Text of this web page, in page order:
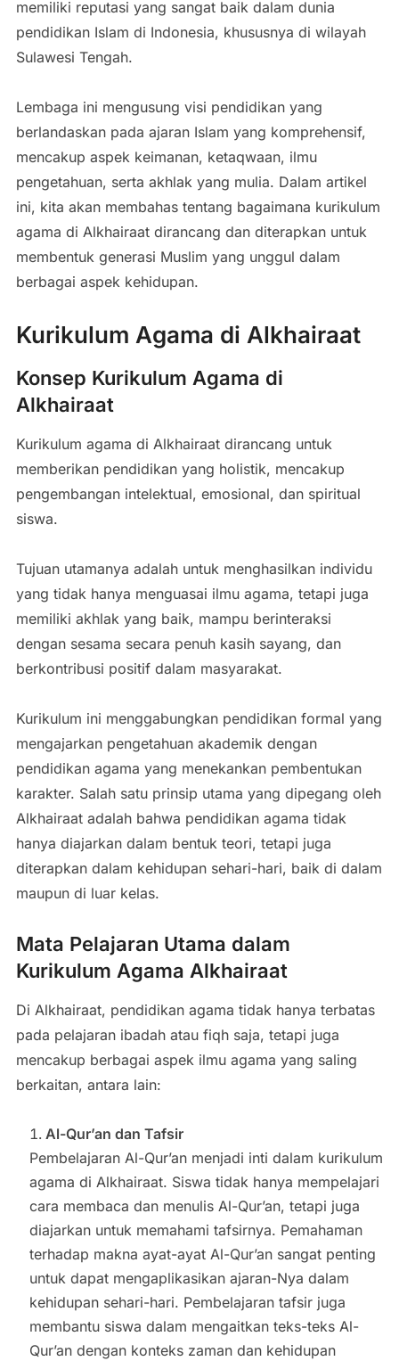
memiliki reputasi yang sangat baik dalam dunia
pendidikan Islam di Indonesia, khususnya di wilayah
Sulawesi Tengah.
Lembaga ini mengusung visi pendidikan yang
berlandaskan pada ajaran Islam yang komprehensif,
mencakup aspek keimanan, ketaqwaan, ilmu
pengetahuan, serta akhlak yang mulia. Dalam artikel
ini, kita akan membahas tentang bagaimana kurikulum
agama di Alkhairaat dirancang dan diterapkan untuk
membentuk generasi Muslim yang unggul dalam
berbagai aspek kehidupan.
Kurikulum Agama di Alkhairaat
Konsep Kurikulum Agama di
Alkhairaat
Kurikulum agama di Alkhairaat dirancang untuk
memberikan pendidikan yang holistik, mencakup
pengembangan intelektual, emosional, dan spiritual
siswa.
Tujuan utamanya adalah untuk menghasilkan individu
yang tidak hanya menguasai ilmu agama, tetapi juga
memiliki akhlak yang baik, mampu berinteraksi
dengan sesama secara penuh kasih sayang, dan
berkontribusi positif dalam masyarakat.
Kurikulum ini menggabungkan pendidikan formal yang
mengajarkan pengetahuan akademik dengan
pendidikan agama yang menekankan pembentukan
karakter. Salah satu prinsip utama yang dipegang oleh
Alkhairaat adalah bahwa pendidikan agama tidak
hanya diajarkan dalam bentuk teori, tetapi juga
diterapkan dalam kehidupan sehari-hari, baik di dalam
maupun di luar kelas.
Mata Pelajaran Utama dalam
Kurikulum Agama Alkhairaat
Di Alkhairaat, pendidikan agama tidak hanya terbatas
pada pelajaran ibadah atau fiqh saja, tetapi juga
mencakup berbagai aspek ilmu agama yang saling
berkaitan, antara lain:
Al-Qur’an dan Tafsir
Pembelajaran Al-Qur’an menjadi inti dalam kurikulum
agama di Alkhairaat. Siswa tidak hanya mempelajari
cara membaca dan menulis Al-Qur’an, tetapi juga
diajarkan untuk memahami tafsirnya. Pemahaman
terhadap makna ayat-ayat Al-Qur’an sangat penting
untuk dapat mengaplikasikan ajaran-Nya dalam
kehidupan sehari-hari. Pembelajaran tafsir juga
membantu siswa dalam mengaitkan teks-teks Al-
Qur’an dengan konteks zaman dan kehidupan